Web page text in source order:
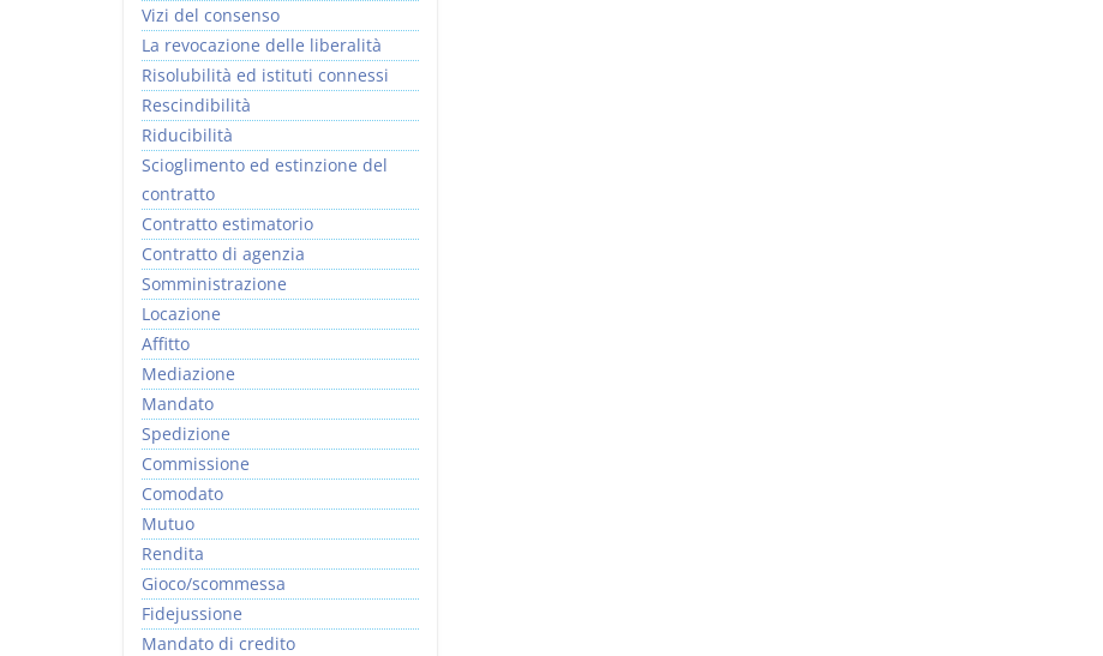
Vizi del consenso
La revocazione delle liberalità
Risolubilità ed istituti connessi
Rescindibilità
Riducibilità
Scioglimento ed estinzione del
contratto
Contratto estimatorio
Contratto di agenzia
Somministrazione
Locazione
Affitto
Mediazione
Mandato
Spedizione
Commissione
Comodato
Mutuo
Rendita
Gioco/scommessa
Fidejussione
Mandato di credito